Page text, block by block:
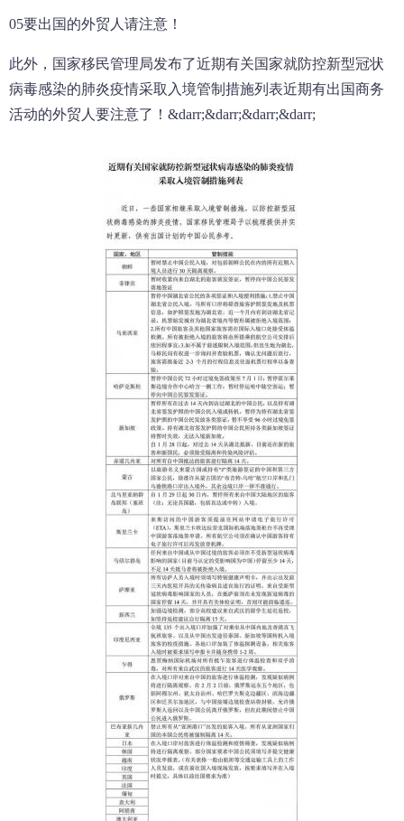
05要出国的外贸人请注意！
此外，国家移民管理局发布了近期有关国家就防控新型冠状
病毒感染的肺炎疫情采取入境管制措施列表近期有出国商务
活动的外贸人要注意了！&darr;&darr;&darr;&darr;